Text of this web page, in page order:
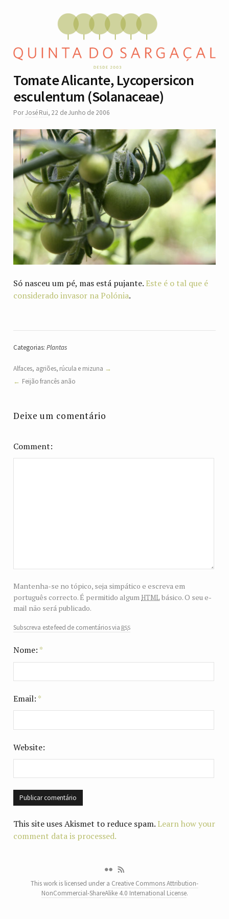
Tomate Alicante, Lycopersicon
esculentum (Solanaceae)
PorJosé Rui, 22 de Junho de 2006
Só nasceu um pé, mas está pujante. Este é o tal que é
considerado invasor na Polónia.
Categorias: Plantas
Alfaces, agriões, rúcula e mizuna
Feijão francês anão
Deixe um comentário
Comment
Mantenha-se no tópico, seja simpático e escreva em
português correcto. É permitido algum htmlbásico. O seu e-
mail não será publicado.
Subscreva este feed de comentários via rss
Nome: *
Email: *
Website:
This site uses Akismet to reduce spam. Learn how your
comment data is processed.
This work is licensed under a Creative Commons Attribution-
NonCommercial-ShareAlike 4.0 International License.